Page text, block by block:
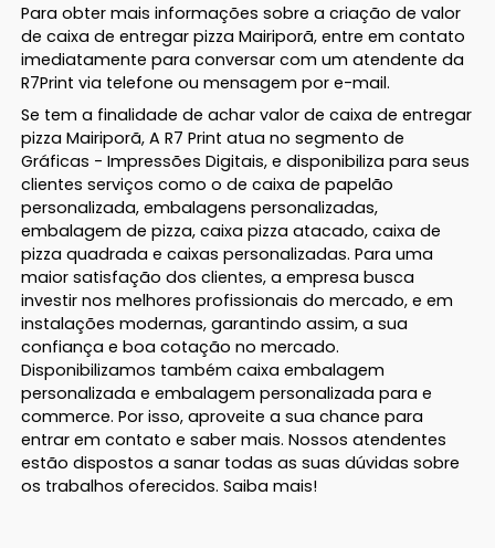
Para obter mais informações sobre a criação de valor
de caixa de entregar pizza Mairiporã, entre em contato
imediatamente para conversar com um atendente da
R7Print via telefone ou mensagem por e-mail.
Se tem a finalidade de achar valor de caixa de entregar
pizza Mairiporã, A R7 Print atua no segmento de
Gráficas - Impressões Digitais, e disponibiliza para seus
clientes serviços como o de caixa de papelão
personalizada, embalagens personalizadas,
embalagem de pizza, caixa pizza atacado, caixa de
pizza quadrada e caixas personalizadas. Para uma
maior satisfação dos clientes, a empresa busca
investir nos melhores profissionais do mercado, e em
instalações modernas, garantindo assim, a sua
confiança e boa cotação no mercado.
Disponibilizamos também caixa embalagem
personalizada e embalagem personalizada para e
commerce. Por isso, aproveite a sua chance para
entrar em contato e saber mais. Nossos atendentes
estão dispostos a sanar todas as suas dúvidas sobre
os trabalhos oferecidos. Saiba mais!